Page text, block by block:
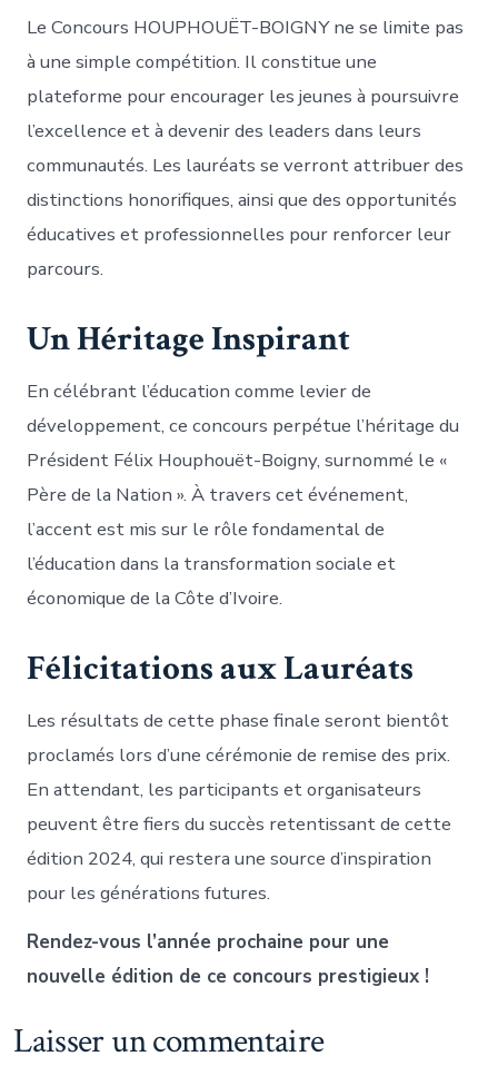
Le Concours HOUPHOUËT-BOIGNY ne se limite pas
à une simple compétition. Il constitue une
plateforme pour encourager les jeunes à poursuivre
l’excellence et à devenir des leaders dans leurs
communautés. Les lauréats se verront attribuer des
distinctions honorifiques, ainsi que des opportunités
éducatives et professionnelles pour renforcer leur
parcours.
Un Héritage Inspirant
En célébrant l’éducation comme levier de
développement, ce concours perpétue l’héritage du
Président Félix Houphouët-Boigny, surnommé le «
Père de la Nation ». À travers cet événement,
l’accent est mis sur le rôle fondamental de
l’éducation dans la transformation sociale et
économique de la Côte d’Ivoire.
Félicitations aux Lauréats
Les résultats de cette phase finale seront bientôt
proclamés lors d’une cérémonie de remise des prix.
En attendant, les participants et organisateurs
peuvent être fiers du succès retentissant de cette
édition 2024, qui restera une source d’inspiration
pour les générations futures.
Rendez-vous l’année prochaine pour une
nouvelle édition de ce concours prestigieux !
Laisser un commentaire